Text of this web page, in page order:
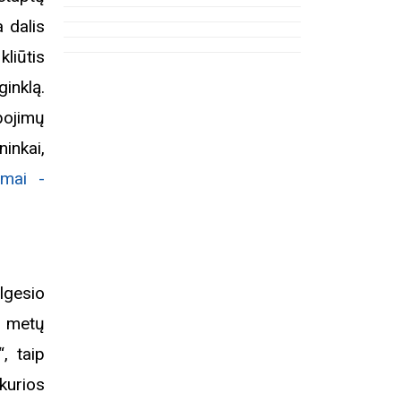
dalis
-
taip